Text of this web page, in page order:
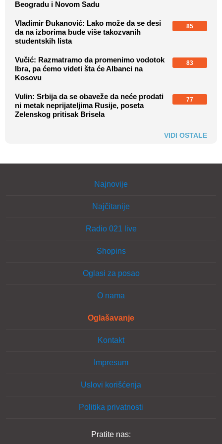
Beogradu i Novom Sadu
Vladimir Đukanović: Lako može da se desi
da na izborima bude više takozvanih
studentskih lista
85
Vučić: Razmatramo da promenimo vodotok
Ibra, pa ćemo videti šta će Albanci na
Kosovu
83
Vulin: Srbija da se obaveže da neće prodati
ni metak neprijateljima Rusije, poseta
Zelenskog pritisak Brisela
77
VIDI OSTALE
Najnovije
Najčitanije
Radio 021 live
Shopins
Oglasi za posao
O nama
Oglašavanje
Kontakt
Impresum
Uslovi korišćenja
Politika privatnosti
Pratite nas: